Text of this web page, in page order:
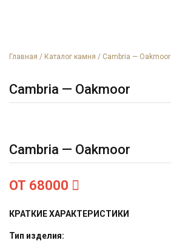
Главная / Каталог камня / Cambria — Oakmoor
Cambria — Oakmoor
Cambria — Oakmoor
ОТ 68000
КРАТКИЕ ХАРАКТЕРИСТИКИ
Тип изделия: